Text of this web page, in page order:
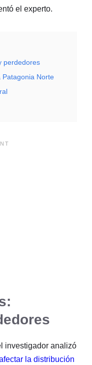
el experto.
perdedores
Patagonia Norte
investigador analizó
la distribución